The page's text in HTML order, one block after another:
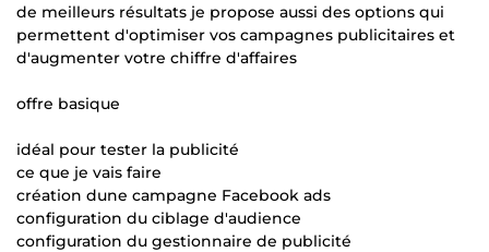
de meilleurs résultats je propose aussi des options qui
permettent d'optimiser vos campagnes publicitaires et
d'augmenter votre chiffre d'affaires
offre basique
idéal pour tester la publicité
ce que je vais faire
création dune campagne Facebook ads
configuration du ciblage d'audience
configuration du gestionnaire de publicité